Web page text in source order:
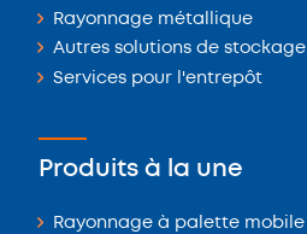
Rayonnage métallique
Autres solutions de stockage
Services pour l'entrepôt
Produits à la une
Rayonnage à palette mobile